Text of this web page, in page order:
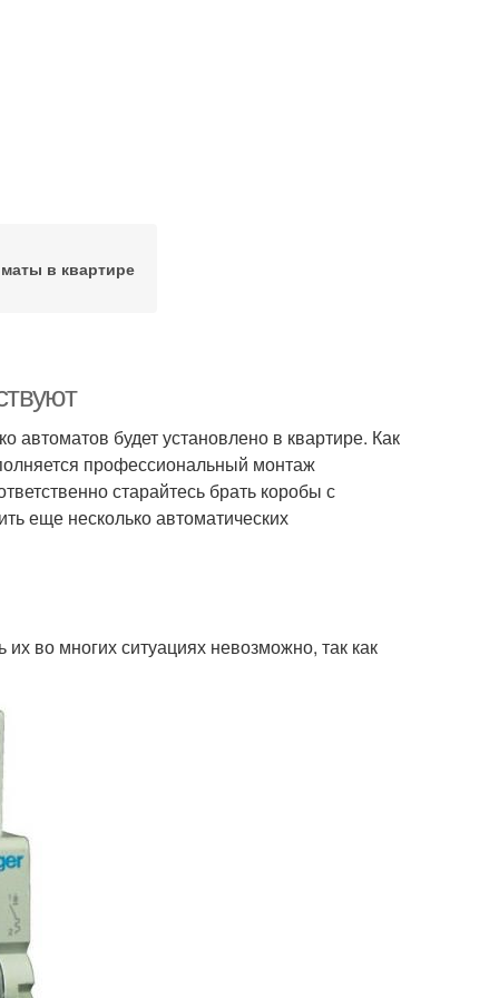
в квартире
автоматов будет установлено в квартире. Как
профессиональный монтаж
старайтесь брать коробы с
еще несколько автоматических
во многих ситуациях невозможно, так как